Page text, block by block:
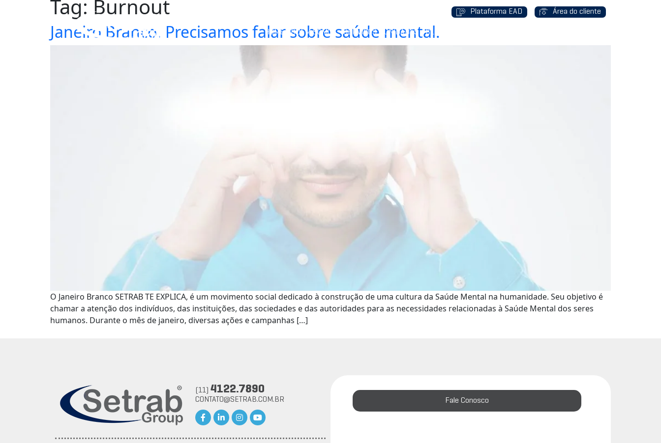
Plataforma EAD Área do cliente
HOME QUEM SOMOS SERVIÇOS UNIDADES BLOG
Tag: Burnout
Janeiro Branco. Precisamos falar sobre saúde mental.
O Janeiro Branco SETRAB TE EXPLICA, é um movimento social dedicado à construção de uma cultura da Saúde Mental na humanidade. Seu objetivo é
chamar a atenção dos indivíduos, das instituições, das sociedades e das autoridades para as necessidades relacionadas à Saúde Mental dos seres
humanos. Durante o mês de janeiro, diversas ações e campanhas […]
(11) 4122.7890
CONTATO@SETRAB.COM.BR Fale Conosco